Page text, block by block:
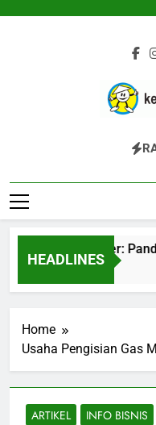
Jasa
HEADLINES
Komposter: Panduan
Ago
Home
Usaha Pengisian Gas
ARTIKEL INFO BISNIS